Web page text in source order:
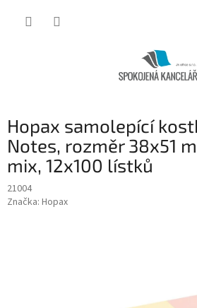
Hopax samolepící
Notes, rozměr 38x51
mix, 12x100 lístků
21004
Značka: Hopax